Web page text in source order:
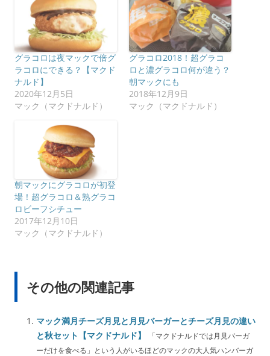
グラコロは夜マックで倍グ
ラコロにできる？【マクド
ナルド】
2020年12月5日
マック（マクドナルド）
グラコロ2018！超グラコ
ロと濃グラコロ何が違う？
朝マックにも
2018年12月9日
マック（マクドナルド）
朝マックにグラコロが初登
場！超グラコロ＆熟グラコ
ロビーフシチュー
2017年12月10日
マック（マクドナルド）
その他の関連記事
マック満月チーズ月見と月見バーガーとチーズ月見の違い
と秋セット【マクドナルド】
「マクドナルドでは月見バーガ
ーだけを食べる」という人がいるほどのマックの大人気ハンバーガ